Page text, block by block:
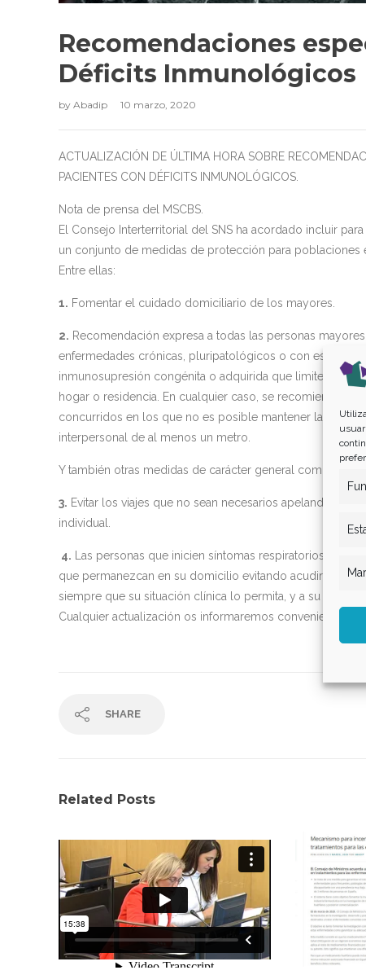
Recomendaciones
Déficits Inmunológicos
by Abadip 10 marzo, 2020
ACTUALIZACIÓN DE ÚLTIMA HORA SOBRE
PACIENTES CON DÉFICITS INMUNOLÓGICOS.
Nota de prensa del MSCBS.
El Consejo Interterritorial del SNS ha acordado incluir
un conjunto de medidas de protección para poblaciones
Entre ellas:
1. Fomentar el cuidado domiciliario de los mayores.
2. Recomendación expresa a todas las personas
enfermedades crónicas, pluripatológicos o con estados de
inmunosupresión congénita o adquirida que limiten las
hogar o residencia. En cualquier caso, se recomienda
concurridos en los que no es posible mantener la
interpersonal de al menos un metro.
Y también otras medidas de carácter general como son:
3. Evitar los viajes que no sean necesarios apelando a la
individual.
4. Las personas que inicien síntomas respiratorios y/o
que permanezcan en su domicilio evitando acudir a
siempre que su situación clínica lo permita, y a su lugar de
Cualquier actualización os informaremos
SHARE
Related Posts